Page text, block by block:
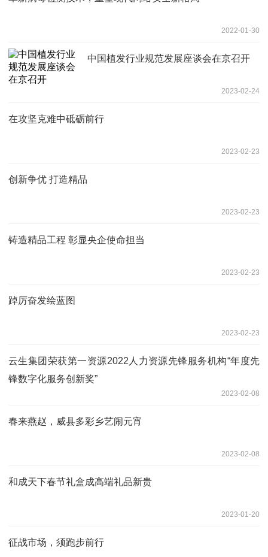
2022-01-30
中国植发行业规范发展座谈会在京召开
2023-02-24
在攻坚克难中砥砺前行
2023-02-23
创新争优 打造精品
2023-02-23
铸造精品工程 彰显央企使命担当
2023-02-23
踔厉奋发绘蓝图
2023-02-23
云生集团荣获第一资源2022人力资源先锋服务机构“年度先
锋数字化服务创新奖”
2023-02-08
春来燕赵，威县多彩乡艺闹元宵
2023-02-08
和成天下春节礼盒成高端礼品新贵
2023-01-20
征战市场，须跑步前行